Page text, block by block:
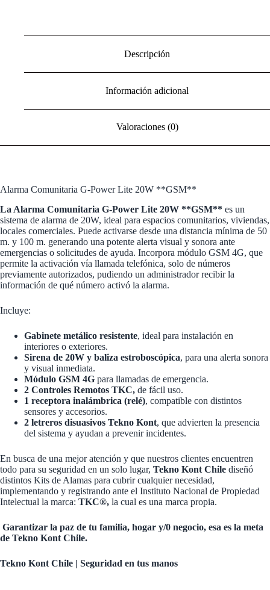
Descripción
Información adicional
Valoraciones (0)
Alarma Comunitaria G-Power Lite 20W **GSM**
La Alarma Comunitaria G-Power Lite 20W **GSM** es un
sistema de alarma de 20W, ideal para espacios comunitarios, viviendas,
locales comerciales. Puede activarse desde una distancia mínima de 50
m. y 100 m. generando una potente alerta visual y sonora ante
emergencias o solicitudes de ayuda. Incorpora módulo GSM 4G, que
permite la activación vía llamada telefónica, solo de números
previamente autorizados, pudiendo un administrador recibir la
información de qué número activó la alarma.
Incluye:
Gabinete metálico resistente, ideal para instalación en
interiores o exteriores.
Sirena de 20W y baliza estroboscópica, para una alerta sonora
y visual inmediata.
Módulo GSM 4G para llamadas de emergencia.
2 Controles Remotos TKC, de fácil uso.
1 receptora inalámbrica (relé), compatible con distintos
sensores y accesorios.
2 letreros disuasivos Tekno Kont, que advierten la presencia
del sistema y ayudan a prevenir incidentes.
En busca de una mejor atención y que nuestros clientes encuentren
todo para su seguridad en un solo lugar, Tekno Kont Chile diseñó
distintos Kits de Alamas para cubrir cualquier necesidad,
implementando y registrando ante el Instituto Nacional de Propiedad
Intelectual la marca: TKC®, la cual es una marca propia.
Garantizar la paz de tu familia, hogar y/0 negocio, esa es la meta
de Tekno Kont Chile.
Tekno Kont Chile | Seguridad en tus manos